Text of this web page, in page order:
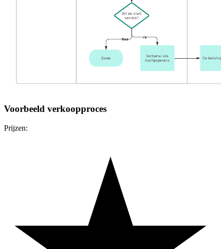
Voorbeeld verkoopproces
Prijzen: